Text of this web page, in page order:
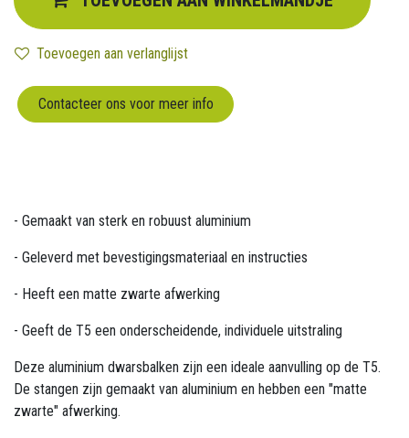
Toevoegen aan verlanglijst
Contacteer ons voor meer info
- Gemaakt van sterk en robuust aluminium
- Geleverd met bevestigingsmateriaal en instructies
- Heeft een matte zwarte afwerking
- Geeft de T5 een onderscheidende, individuele uitstraling
Deze aluminium dwarsbalken zijn een ideale aanvulling op de T5.
De stangen zijn gemaakt van aluminium en hebben een "matte
zwarte" afwerking.